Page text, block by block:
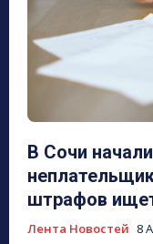
В Сочи
штрафов
Лента Новостей 8